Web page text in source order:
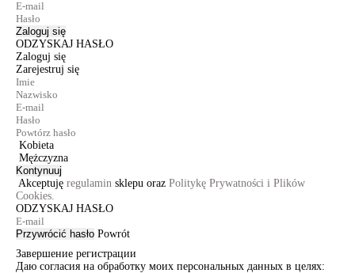
Zaloguj się
ODZYSKAJ HASŁO
Zaloguj się
Zarejestruj się
Kobieta
Mężczyzna
Kontynuuj
Akceptuję regulamin sklepu oraz Politykę Prywatności i Plików
Cookies.
ODZYSKAJ HASŁO
Przywrócić hasło Powrót
Завершение регистрации
Даю согласия на обработку моих персональных данных в целях: